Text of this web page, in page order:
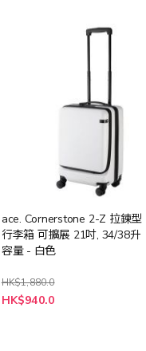
ace. Cornerstone 2-Z 拉鍊型
行李箱 可擴展 21吋, 34/38升
容量 - 白色
HK$1,880.0
特
殊
HK$940.0